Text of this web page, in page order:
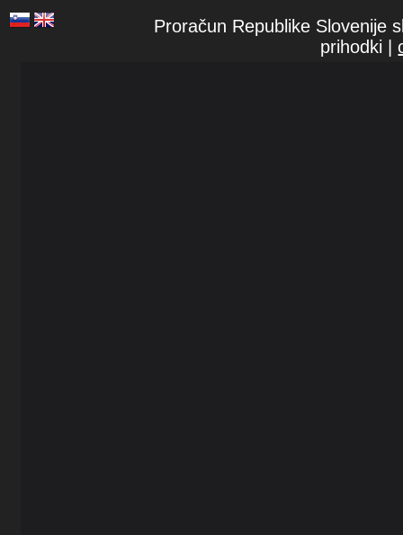
Proračun Republike Slovenije
prihodki |